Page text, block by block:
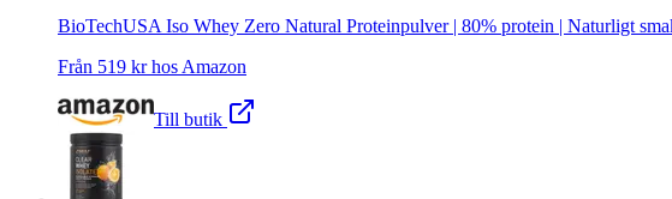
BioTechUSA Iso Whey Zero Natural Proteinpulver | 80% protein | Naturligt
Från 519 kr hos Amazon
Till butik